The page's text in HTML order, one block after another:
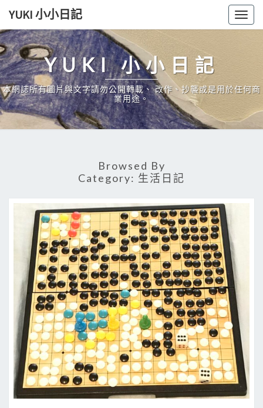
Skip
content
YUKI 小小日記
YUKI 小小日記
本網誌所有圖片與文字請勿公開轉載、 改作、抄襲或是用於任何商
業用途。
Browsed By
Category: 生活日記